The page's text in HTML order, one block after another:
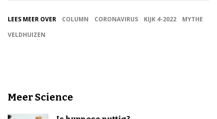
LEES MEER OVER COLUMN CORONAVIRUS KIJK 4-2022
MYTHE
VELDHUIZEN
Meer Science